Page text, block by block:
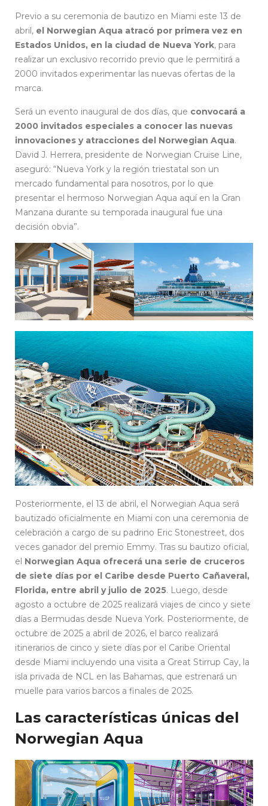
Previo a su ceremonia de bautizo en Miami este 13 de
abril, el Norwegian Aqua atracó por primera vez en
Estados Unidos, en la ciudad de Nueva York, para
realizar un exclusivo recorrido previo que le permitirá a
2000 invitados experimentar las nuevas ofertas de la
marca.
Será un evento inaugural de dos días, que convocará a
2000 invitados especiales a conocer las nuevas
innovaciones y atracciones del Norwegian Aqua.
David J. Herrera, presidente de Norwegian Cruise Line,
aseguró: “Nueva York y la región triestatal son un
mercado fundamental para nosotros, por lo que
presentar el hermoso Norwegian Aqua aquí en la Gran
Manzana durante su temporada inaugural fue una
decisión obvia”.
Posteriormente, el 13 de abril, el Norwegian Aqua será
bautizado oficialmente en Miami con una ceremonia de
celebración a cargo de su padrino Eric Stonestreet, dos
veces ganador del premio Emmy. Tras su bautizo oficial,
el Norwegian Aqua ofrecerá una serie de cruceros
de siete días por el Caribe desde Puerto Cañaveral,
Florida, entre abril y julio de 2025. Luego, desde
agosto a octubre de 2025 realizará viajes de cinco y siete
días a Bermudas desde Nueva York. Posteriormente, de
octubre de 2025 a abril de 2026, el barco realizará
itinerarios de cinco y siete días por el Caribe Oriental
desde Miami incluyendo una visita a Great Stirrup Cay, la
isla privada de NCL en las Bahamas, que estrenará un
muelle para varios barcos a finales de 2025.
Las características únicas del
Norwegian Aqua